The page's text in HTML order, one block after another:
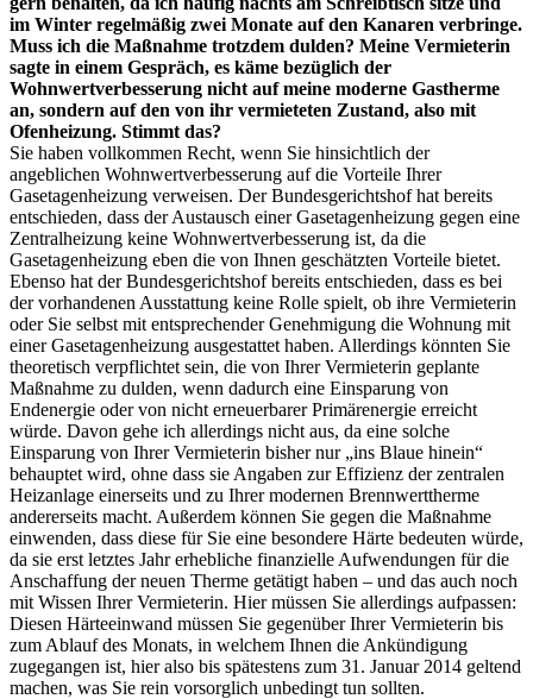
im Winter regelmäßig zwei Monate auf den Kanaren verbringe.
Muss ich die Maßnahme trotzdem dulden? Meine Vermieterin
sagte in einem Gespräch, es käme bezüglich der
Wohnwertverbesserung nicht auf meine moderne Gastherme
an, sondern auf den von ihr vermieteten Zustand, also mit
Ofenheizung. Stimmt das?
Sie haben vollkommen Recht, wenn Sie hinsichtlich der
angeblichen Wohnwertverbesserung auf die Vorteile Ihrer
Gasetagenheizung verweisen. Der Bundesgerichtshof hat bereits
entschieden, dass der Austausch einer Gasetagenheizung gegen eine
Zentralheizung keine Wohnwertverbesserung ist, da die
Gasetagenheizung eben die von Ihnen geschätzten Vorteile bietet.
Ebenso hat der Bundesgerichtshof bereits entschieden, dass es bei
der vorhandenen Ausstattung keine Rolle spielt, ob ihre Vermieterin
oder Sie selbst mit entsprechender Genehmigung die Wohnung mit
einer Gasetagenheizung ausgestattet haben. Allerdings könnten Sie
theoretisch verpflichtet sein, die von Ihrer Vermieterin geplante
Maßnahme zu dulden, wenn dadurch eine Einsparung von
Endenergie oder von nicht erneuerbarer Primärenergie erreicht
würde. Davon gehe ich allerdings nicht aus, da eine solche
Einsparung von Ihrer Vermieterin bisher nur „ins Blaue hinein“
behauptet wird, ohne dass sie Angaben zur Effizienz der zentralen
Heizanlage einerseits und zu Ihrer modernen Brennwerttherme
andererseits macht. Außerdem können Sie gegen die Maßnahme
einwenden, dass diese für Sie eine besondere Härte bedeuten würde,
da sie erst letztes Jahr erhebliche finanzielle Aufwendungen für die
Anschaffung der neuen Therme getätigt haben – und das auch noch
mit Wissen Ihrer Vermieterin. Hier müssen Sie allerdings aufpassen:
Diesen Härteeinwand müssen Sie gegenüber Ihrer Vermieterin bis
zum Ablauf des Monats, in welchem Ihnen die Ankündigung
zugegangen ist, hier also bis spätestens zum 31. Januar 2014 geltend
machen, was Sie rein vorsorglich unbedingt tun sollten.